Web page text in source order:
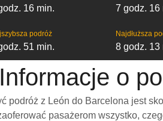
16 min. 7 godz. 16
podróż
51 min.
Najdłuższa
8 godz. 13
Informacje o
podróż z León do Barcelona jest
pasażerom wszystko,